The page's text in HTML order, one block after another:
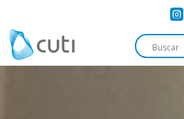
